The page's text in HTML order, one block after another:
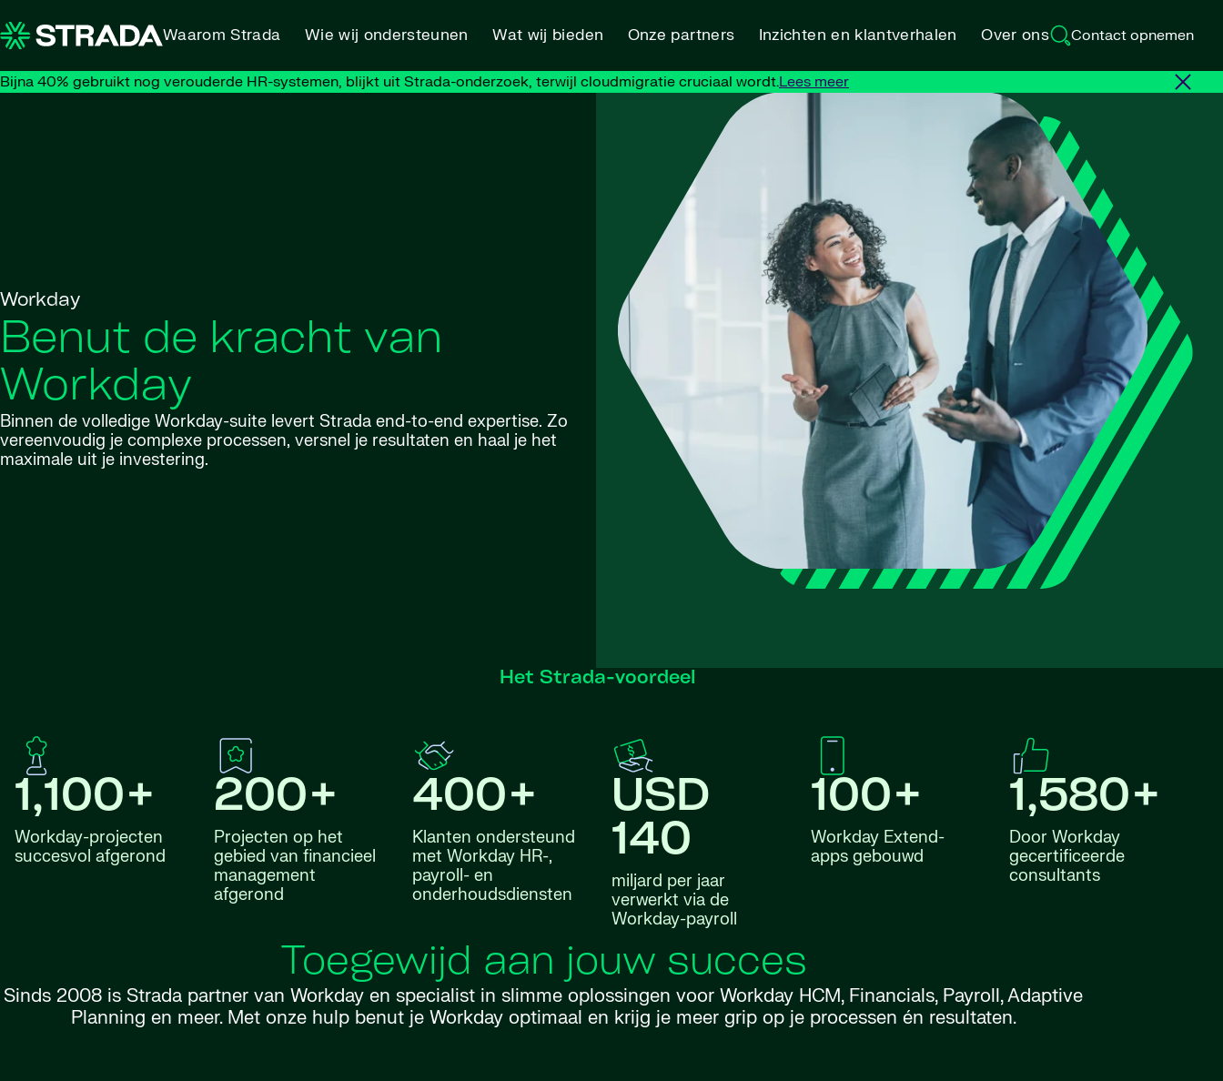
Waarom Strada Wie wij ondersteunen Wat wij bieden Onze partners Inzichten en klantverhalen Over ons Contact opnemen
Bijna 40% gebruikt nog verouderde HR-systemen, blijkt uit Strada-onderzoek, terwijl cloudmigratie cruciaal wordt.Lees meer
Workday
Benut de kracht van
Workday
Binnen de volledige Workday-suite levert Strada end-to-end expertise. Zo
vereenvoudig je complexe processen, versnel je resultaten en haal je het
maximale uit je investering.
Het Strada-voordeel
1,100+
Workday-projecten
succesvol afgerond
200+
Projecten op het
gebied van financieel
management
afgerond
400+
Klanten ondersteund
met Workday HR-,
payroll- en
onderhoudsdiensten
USD
140
miljard per jaar
verwerkt via de
Workday-payroll
100+
Workday Extend-
apps gebouwd
1,580+
Door Workday
gecertificeerde
consultants
Toegewijd aan jouw succes
Sinds 2008 is Strada partner van Workday en specialist in slimme oplossingen voor Workday HCM, Financials, Payroll, Adaptive
Planning en meer. Met onze hulp benut je Workday optimaal en krijg je meer grip op je processen én resultaten.